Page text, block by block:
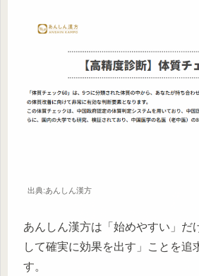
出典:あんしん漢方
あんしん漢方は「始めやすい」だ
して確実に効果を出す」ことを追
す。